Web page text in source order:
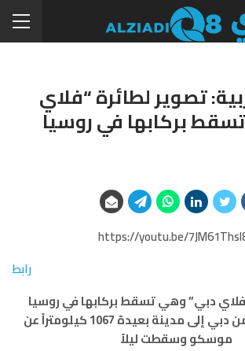
تصوير لطائرة “فلاي
بركابها في روسيا
https://youtu.be/
رابط
دبي” وهي تسقط بركابها في روسيا
..كانت في رحلة من دبي إلى مدينة بعيدة 1067 كيلومتراً عن
موسكو وسقطت ليلاً